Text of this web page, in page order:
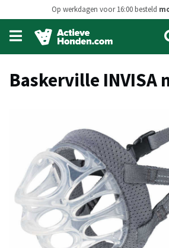
Op werkdagen voor 16:00 besteld
Open
main
menu
Baskerville INVISA